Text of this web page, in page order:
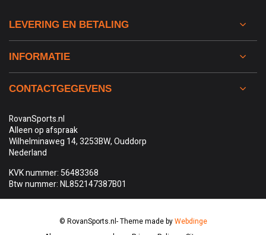
LEVERING EN BETALING
INFORMATIE
CONTACTGEGEVENS
RovanSports.nl
Alleen op afspraak
Wilhelminaweg 14, 3253BW, Ouddorp
Nederland
KVK nummer: 56483368
Btw nummer: NL852147387B01
© RovanSports.nl- Theme made byWebdinge